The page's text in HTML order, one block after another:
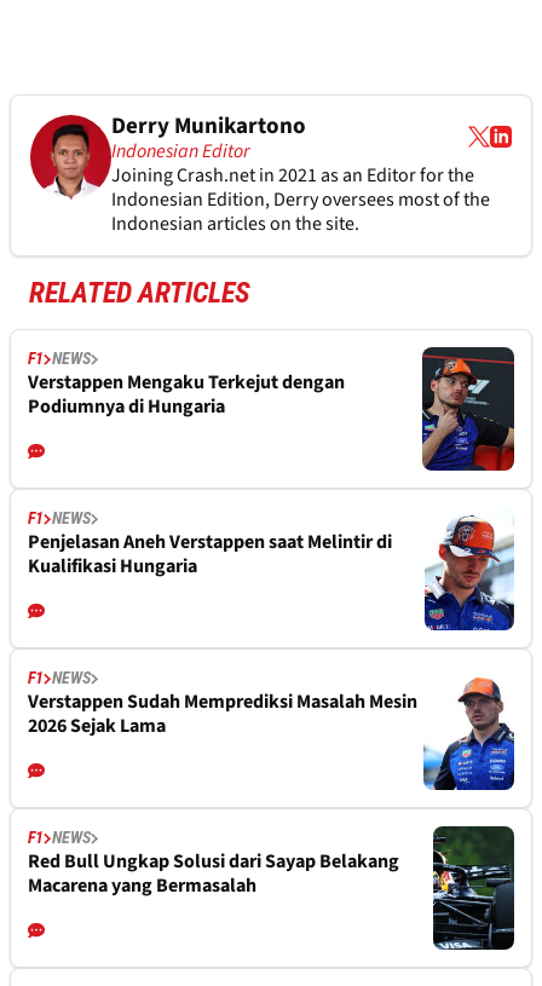
Derry Munikartono
Indonesian Editor
Joining Crash.net in 2021 as an Editor for the
Indonesian Edition, Derry oversees most of the
Indonesian articles on the site.
RELATED ARTICLES
F1 NEWS
Verstappen Mengaku Terkejut dengan
Podiumnya di Hungaria
F1 NEWS
Penjelasan Aneh Verstappen saat Melintir di
Kualifikasi Hungaria
F1 NEWS
Verstappen Sudah Memprediksi Masalah Mesin
2026 Sejak Lama
F1 NEWS
Red Bull Ungkap Solusi dari Sayap Belakang
Macarena yang Bermasalah